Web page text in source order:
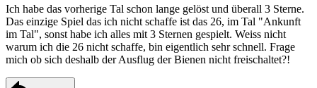
Ich habe das vorherige Tal schon lange gelöst und überall 3 Sterne.
Das einzige Spiel das ich nicht schaffe ist das 26, im Tal "Ankunft
im Tal", sonst habe ich alles mit 3 Sternen gespielt. Weiss nicht
warum ich die 26 nicht schaffe, bin eigentlich sehr schnell. Frage
mich ob sich deshalb der Ausflug der Bienen nicht freischaltet?!